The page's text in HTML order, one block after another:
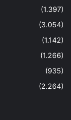
(1.397)
(3.054)
(1.142)
(1.266)
(935)
(2.264)